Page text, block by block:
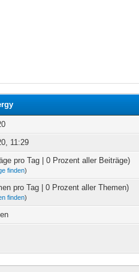
11:29
pro Tag | 0 Prozent aller Beiträge)
finden)
pro Tag | 0 Prozent aller Themen)
finden)